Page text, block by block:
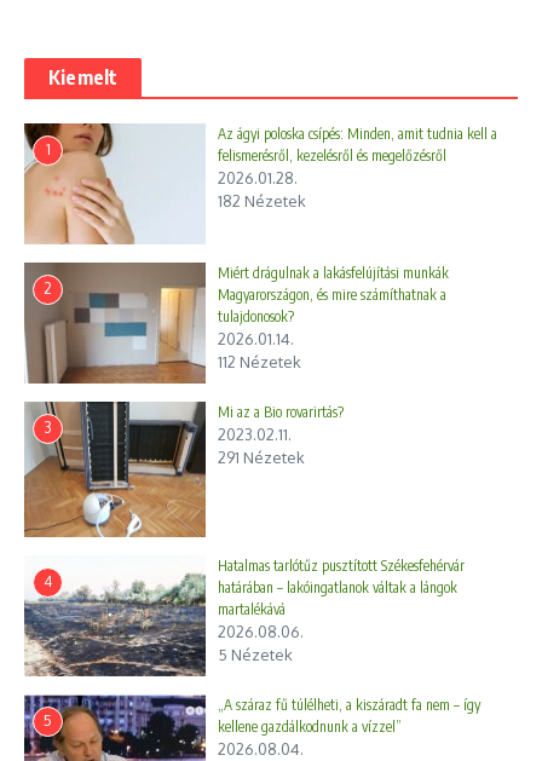
Kiemelt
1
Az ágyi poloska csípés: Minden, amit tudnia kell a
felismerésről, kezelésről és megelőzésről
2026.01.28.
182 Nézetek
2
Miért drágulnak a lakásfelújítási munkák
Magyarországon, és mire számíthatnak a
tulajdonosok?
2026.01.14.
112 Nézetek
3
Mi az a Bio rovarirtás?
2023.02.11.
291 Nézetek
4
Hatalmas tarlótűz pusztított Székesfehérvár
határában – lakóingatlanok váltak a lángok
martalékává
2026.08.06.
5 Nézetek
5
„A száraz fű túlélheti, a kiszáradt fa nem – így
kellene gazdálkodnunk a vízzel”
2026.08.04.